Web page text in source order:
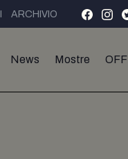
ARCHIVIO
News Mostre OFF